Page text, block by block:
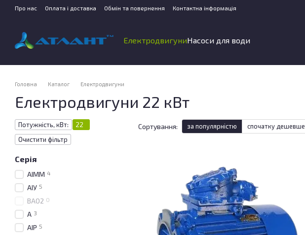
Перейти до основного контенту
Про нас Оплата і доставка Обмін та повернення Контактна інформація
ЕлектродвигуниНасоси для води
Головна Каталог Електродвигуни
Електродвигуни 22 кВт
Сортування: за популярністю спочатку дешевше
Потужність, кВт:
22
Очистити фільтр
Серія
АІММ 4
АІУ 5
ВАО2 0
А 3
АІР 5